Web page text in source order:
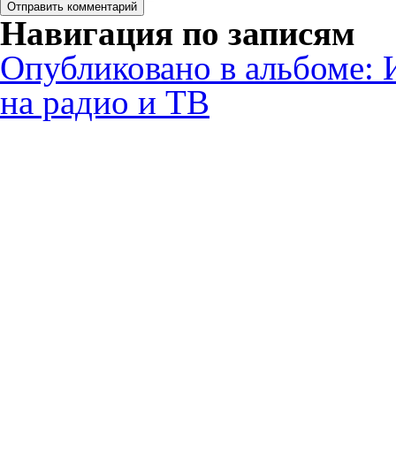
Навигация по записям
Опубликовано в альбоме:
на радио и ТВ